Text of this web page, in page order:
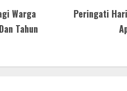
Warga
Tahun
Peringati